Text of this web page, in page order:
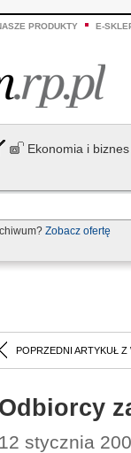
PRODUKTY E-
Ekonomia i biznes
Zobacz ofertę
POPRZEDNI ARTYKUŁ Z
Odbiorcy
12 stycznia